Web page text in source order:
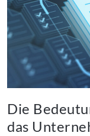
Die
das